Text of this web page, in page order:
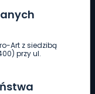
Art z siedzibą
przy ul.